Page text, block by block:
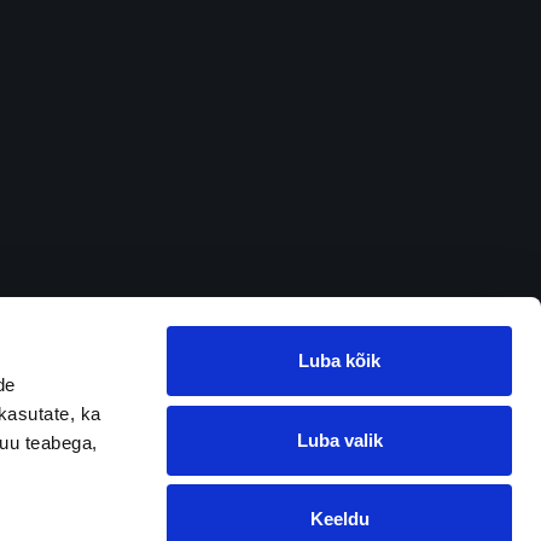
ka
teabega,
Luba kõik
Luba valik
Keeldu